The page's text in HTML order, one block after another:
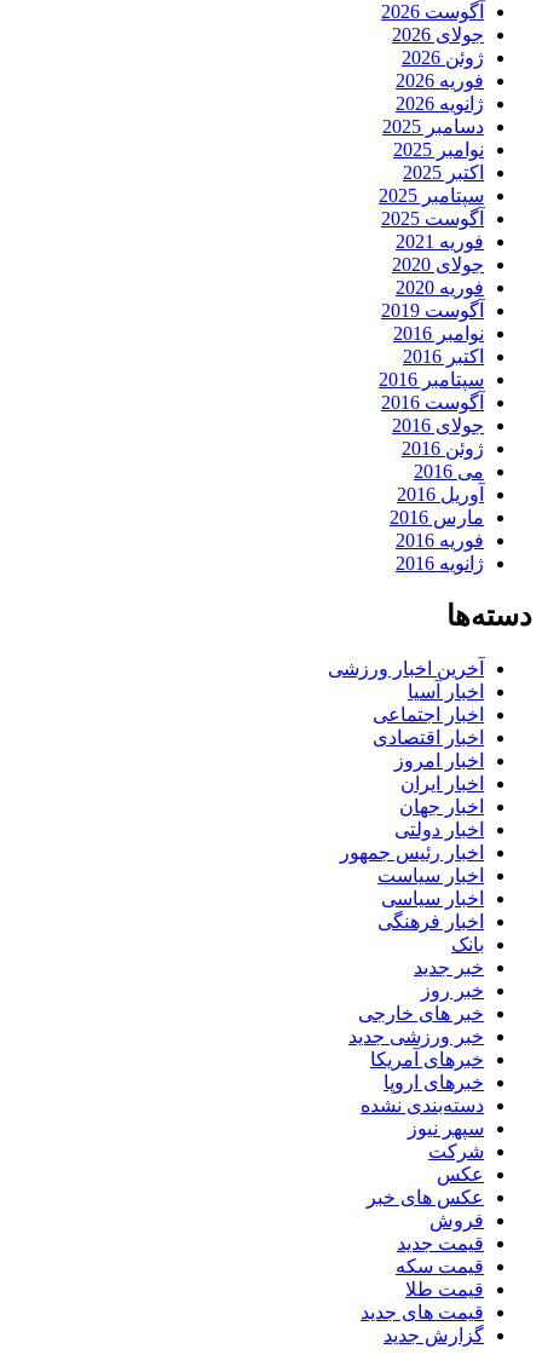
آگوست 2026
جولای 2026
ژوئن 2026
فوریه 2026
ژانویه 2026
دسامبر 2025
نوامبر 2025
اکتبر 2025
سپتامبر 2025
آگوست 2025
فوریه 2021
جولای 2020
فوریه 2020
آگوست 2019
نوامبر 2016
اکتبر 2016
سپتامبر 2016
آگوست 2016
جولای 2016
ژوئن 2016
می 2016
آوریل 2016
مارس 2016
فوریه 2016
ژانویه 2016
دسته‌ها
آخرین اخبار ورزشی
اخبار آسیا
اخبار اجتماعی
اخبار اقتصادی
اخبار امروز
اخبار ایران
اخبار جهان
اخبار دولتی
اخبار رئیس جمهور
اخبار سیاست
اخبار سیاسی
اخبار فرهنگی
بانک
خبر جدید
خبر روز
خبر های خارجی
خبر ورزشی جدید
خبرهای آمریکا
خبرهای اروپا
دسته‌بندی نشده
سپهر نیوز
شرکت
عکس
عکس های خبر
فروش
قیمت جدید
قیمت سکه
قیمت طلا
قیمت های جدید
گزارش جدید